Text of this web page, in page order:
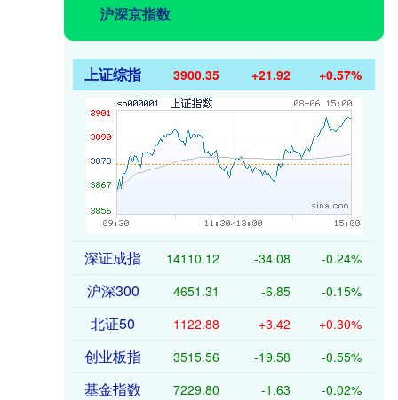
沪深京指数
上证综指 3900.35 +21.92 +0.57%
深证成指 14110.12 -34.08 -0.24%
沪深300 4651.31 -6.85 -0.15%
北证50 1122.88 +3.42 +0.30%
创业板指 3515.56 -19.58 -0.55%
基金指数 7229.80 -1.63 -0.02%